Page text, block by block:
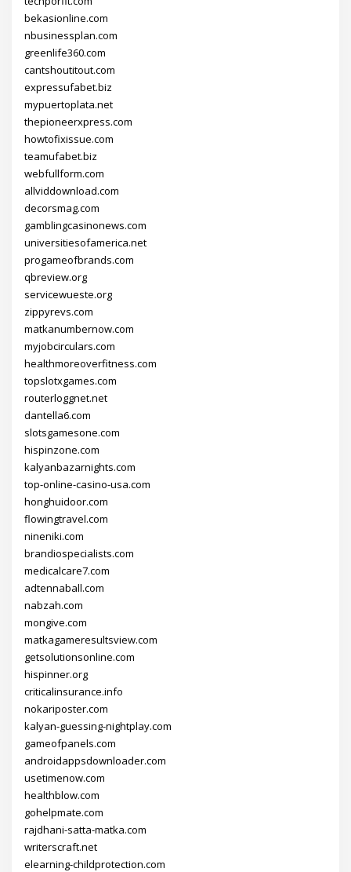
bekasionline.com
nbusinessplan.com
greenlife360.com
cantshoutitout.com
expressufabet.biz
mypuertoplata.net
thepioneerxpress.com
howtofixissue.com
teamufabet.biz
webfullform.com
allviddownload.com
decorsmag.com
gamblingcasinonews.com
universitiesofamerica.net
progameofbrands.com
qbreview.org
servicewueste.org
zippyrevs.com
matkanumbernow.com
myjobcirculars.com
healthmoreoverfitness.com
topslotxgames.com
routerloggnet.net
dantella6.com
slotsgamesone.com
hispinzone.com
kalyanbazarnights.com
top-online-casino-usa.com
honghuidoor.com
flowingtravel.com
nineniki.com
brandiospecialists.com
medicalcare7.com
adtennaball.com
nabzah.com
mongive.com
matkagameresultsview.com
getsolutionsonline.com
hispinner.org
criticalinsurance.info
nokariposter.com
kalyan-guessing-nightplay.com
gameofpanels.com
androidappsdownloader.com
usetimenow.com
healthblow.com
gohelpmate.com
rajdhani-satta-matka.com
writerscraft.net
elearning-childprotection.com